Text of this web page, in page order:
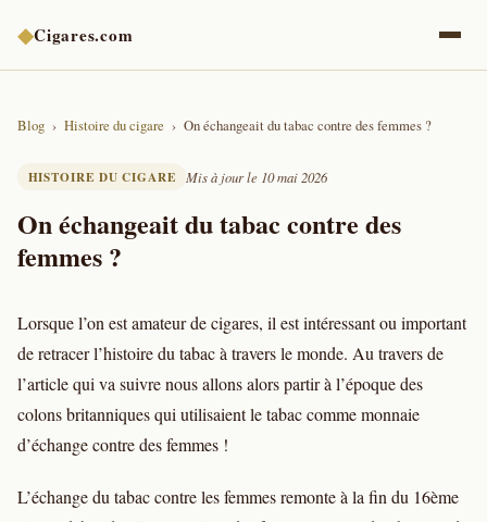
◆Cigares.com
Blog Histoire du cigare On échangeait du tabac contre des femmes ?
HISTOIRE DU CIGARE Mis à jour le 10 mai 2026
On échangeait du tabac contre des
femmes ?
Lorsque l’on est amateur de cigares, il est intéressant ou important
de retracer l’histoire du tabac à travers le monde. Au travers de
l’article qui va suivre nous allons alors partir à l’époque des
colons britanniques qui utilisaient le tabac comme monnaie
d’échange contre des femmes !
L’échange du tabac contre les femmes remonte à la fin du 16ème